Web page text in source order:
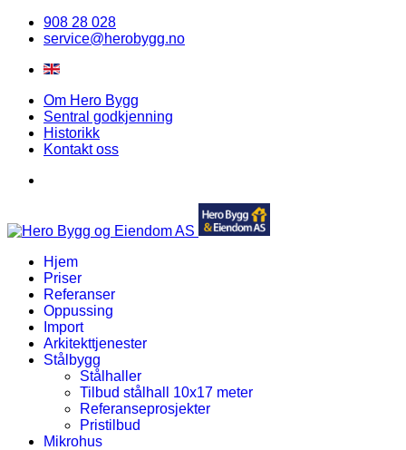
908 28 028
service@herobygg.no
Om Hero Bygg
Sentral godkjenning
Historikk
Kontakt oss
Hjem
Priser
Referanser
Oppussing
Import
Arkitekttjenester
Stålbygg
Stålhaller
Tilbud stålhall 10x17 meter
Referanseprosjekter
Pristilbud
Mikrohus